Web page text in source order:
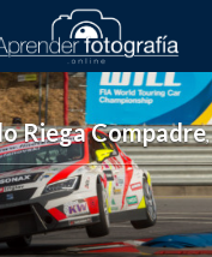
Riega Compadre,